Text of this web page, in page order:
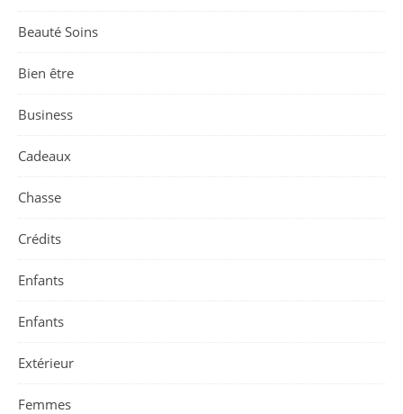
Beauté Soins
Bien être
Business
Cadeaux
Chasse
Crédits
Enfants
Enfants
Extérieur
Femmes